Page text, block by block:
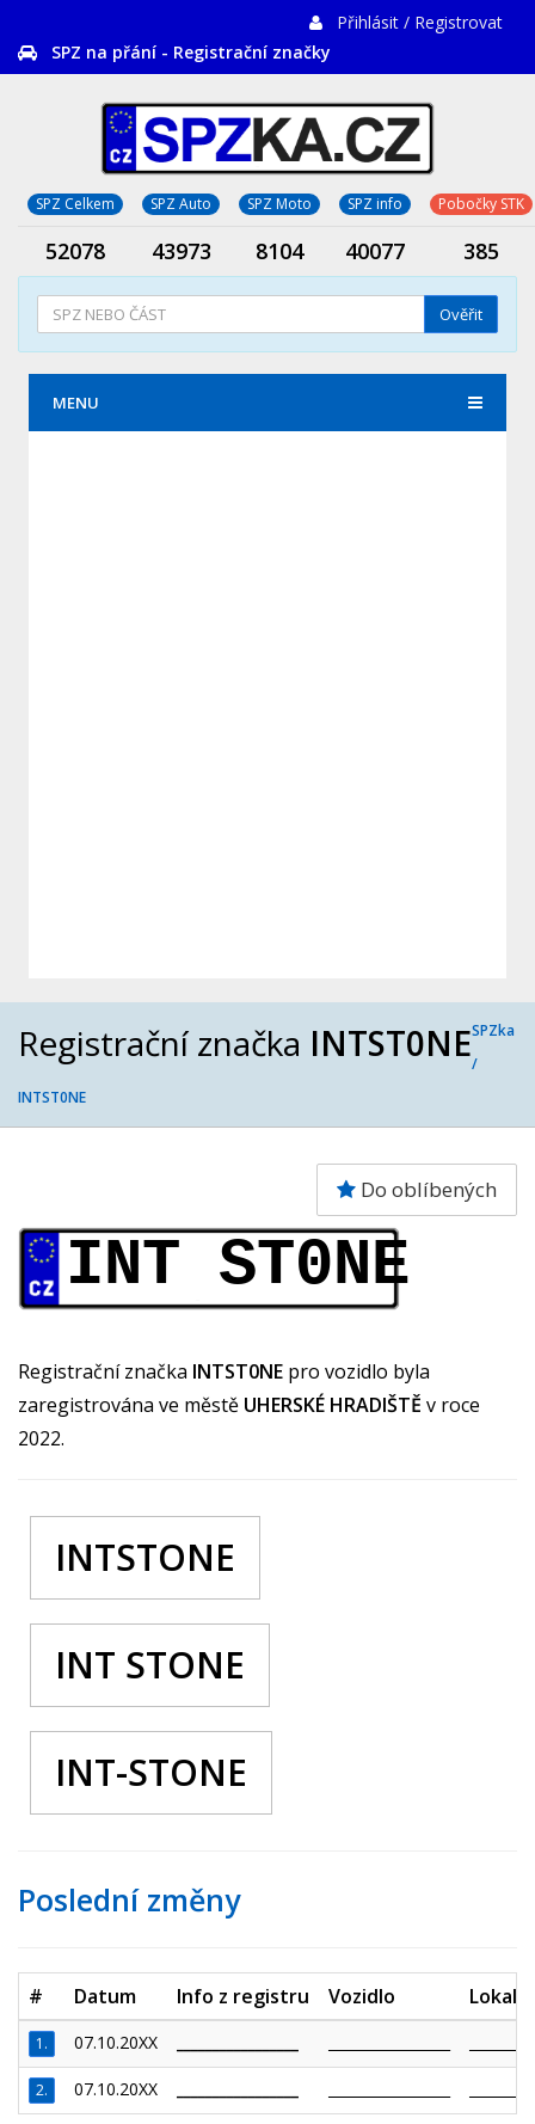
Přihlásit / Registrovat
SPZ na přání - Registrační značky
SPZ Celkem SPZ Auto SPZ Moto SPZ info Pobočky STK
52078 43973 8104 40077 385
Ověřit
MENU
Registrační značka INTST0NESPZka
/
INTST0NE
Do oblíbených
INT ST0NE
Registrační značka INTST0NE pro vozidlo byla
zaregistrována ve městě UHERSKÉ HRADIŠTĚ v roce
2022.
INTSTONE
INT STONE
INT-STONE
Poslední změny
# Datum Info z registru Vozidlo
1. 07.10.20XX
2. 07.10.20XX